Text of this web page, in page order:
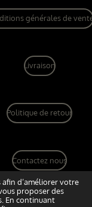
afin d’améliorer votre
proposer des
En continuant
générales de
Livraison
Politique de retour
Contactez nous
boutique